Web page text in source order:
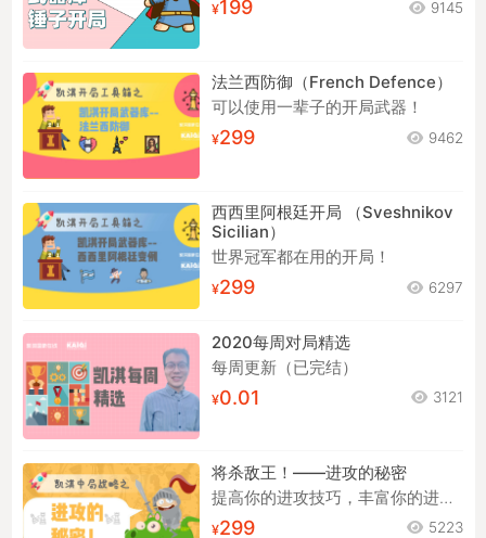
199 9145
法兰西防御（French Defence）
可以使用一辈子的开局武器！
299 9462
西西里阿根廷开局 （Sveshnikov
Sicilian）
世界冠军都在用的开局！
299 6297
2020每周对局精选
每周更新（已完结）
0.01 3121
将杀敌王！——进攻的秘密
提高你的进攻技巧，丰富你的进攻手段！